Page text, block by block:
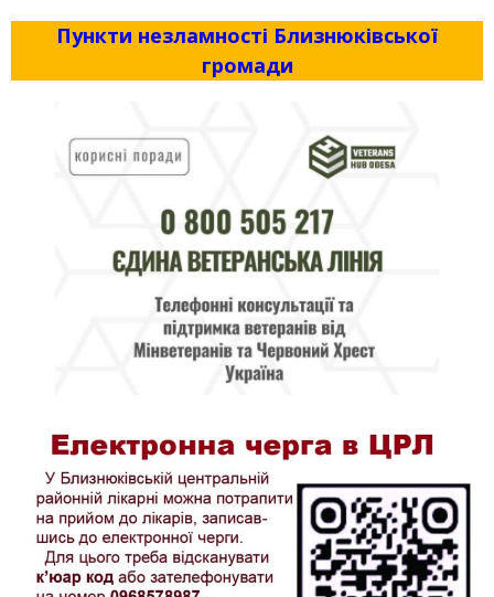
Пункти незламності Близнюківської
громади